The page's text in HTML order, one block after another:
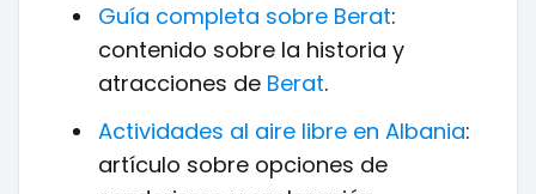
Guía completa sobre Berat:
contenido sobre la historia y
atracciones de Berat.
Actividades al aire libre en Albania:
artículo sobre opciones de